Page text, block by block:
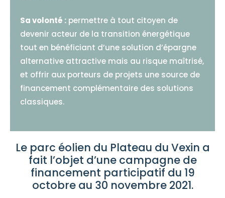
Sa volonté : permettre à tout citoyen de
devenir acteur de la transition énergétique
tout en bénéficiant d’une solution d’épargne
alternative attractive mais au risque maîtrisé,
et offrir aux porteurs de projets une source de
financement complémentaire des solutions
classiques.
Le parc éolien du Plateau du Vexin a
fait l’objet d’une campagne de
financement participatif du 19
octobre au 30 novembre 2021.